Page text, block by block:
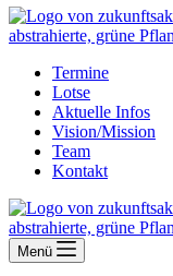
Termine
Lotse
Aktuelle Infos
Vision/Mission
Team
Kontakt
Menü